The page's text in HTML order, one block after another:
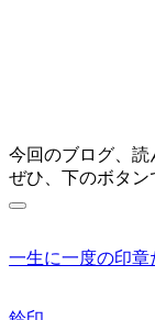
今回のブログ、読
ぜひ、下のボタン
一生に一度の印章